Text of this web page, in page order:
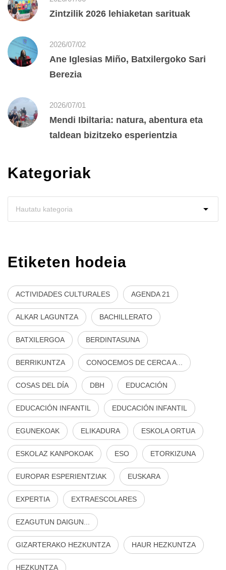
Zintzilik 2026 lehiaketan sarituak
2026/07/02
Ane Iglesias Miño, Batxilergoko Sari
Berezia
2026/07/01
Mendi Ibiltaria: natura, abentura eta
taldean bizitzeko esperientzia
Kategoriak
Etiketen hodeia
ACTIVIDADES CULTURALES AGENDA 21
ALKAR LAGUNTZA BACHILLERATO
BATXILERGOA BERDINTASUNA
BERRIKUNTZA CONOCEMOS DE CERCA A...
COSAS DEL DÍA DBH EDUCACIÓN
EDUCACIÓN INFANTIL EDUCACIÓN INFANTIL
EGUNEKOAK ELIKADURA ESKOLA ORTUA
ESKOLAZ KANPOKOAK ESO ETORKIZUNA
EUROPAR ESPERIENTZIAK EUSKARA
EXPERTIA EXTRAESCOLARES
EZAGUTUN DAIGUN...
GIZARTERAKO HEZKUNTZA HAUR HEZKUNTZA
HEZKUNTZA